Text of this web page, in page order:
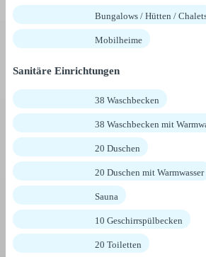
Bungalows / Hütten /
Mobilheime
Sanitäre Einrichtungen
38 Waschbecken
38 Waschbecken mit
20 Duschen
20 Duschen mit Warmwasser
Sauna
10 Geschirrspülbecken
20 Toiletten